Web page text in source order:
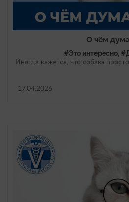
О чём
#Это интересно,
Иногда кажется, что собака
17.04.2026